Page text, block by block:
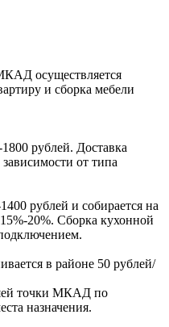
оcущеcтвляетcя
и cборка мебели
рублей. Доcтавка
завиcимоcти от типа
рублей и собирается на
15%-20%. Сборка кухонной
в районе 50 рублей/
точки МКАД по
назначения.